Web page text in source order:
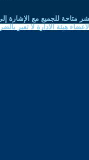
متاحة للجميع مع الإشارة
هيئة الادارة لا تعبر